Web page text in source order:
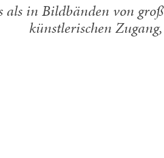
als in Bildbänden von
künstlerischen